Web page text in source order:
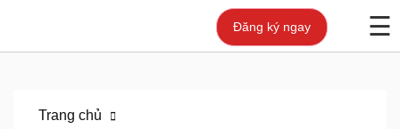
☰
Đăng ký ngay
Trang chủ